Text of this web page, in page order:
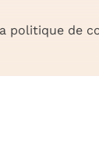
politique de